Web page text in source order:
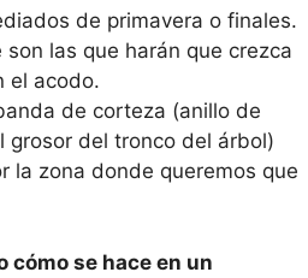
de primavera o finales.
las que harán que crezca
el acodo.
de corteza (anillo de
grosor del tronco del árbol)
la zona donde queremos que
cómo se hace en un